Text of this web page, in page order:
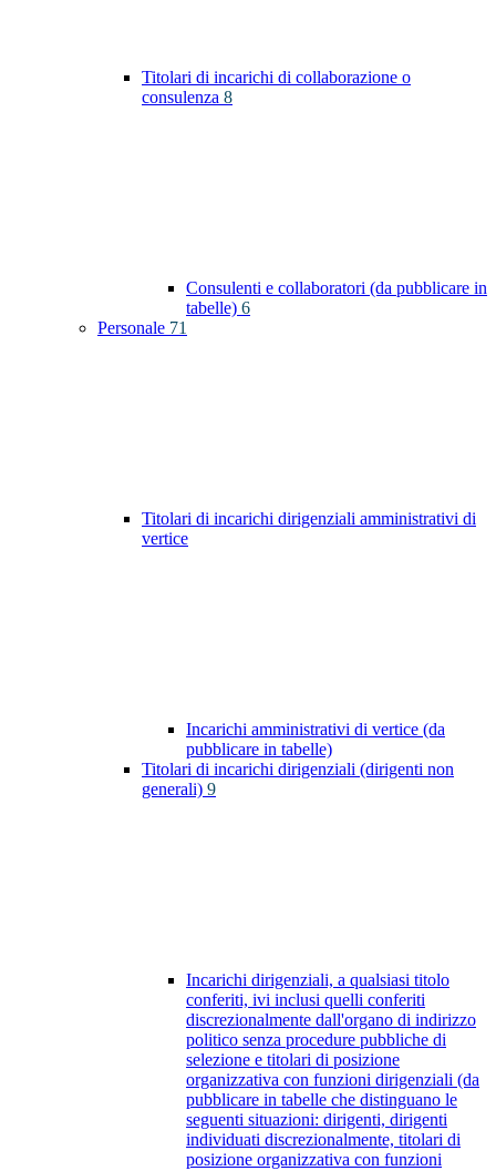
Titolari di incarichi di collaborazione o
consulenza 8
Consulenti e collaboratori (da pubblicare in
tabelle) 6
Personale 71
Titolari di incarichi dirigenziali amministrativi di
vertice
Incarichi amministrativi di vertice (da
pubblicare in tabelle)
Titolari di incarichi dirigenziali (dirigenti non
generali) 9
Incarichi dirigenziali, a qualsiasi titolo
conferiti, ivi inclusi quelli conferiti
discrezionalmente dall'organo di indirizzo
politico senza procedure pubbliche di
selezione e titolari di posizione
organizzativa con funzioni dirigenziali (da
pubblicare in tabelle che distinguano le
seguenti situazioni: dirigenti, dirigenti
individuati discrezionalmente, titolari di
posizione organizzativa con funzioni